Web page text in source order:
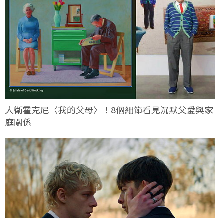
大衛霍克尼〈我的父母〉！8個細節看見沉默父愛與家
庭關係